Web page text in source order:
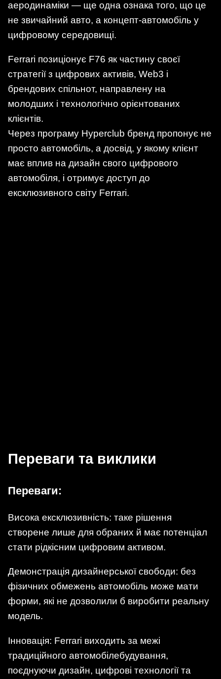
аеродинаміки — ще одна ознака того, що це
не звичайний авто, а концепт-автомобіль у
цифровому середовищі.
Ferrari позиціонує F76 як частину своєї
стратегії з цифрових активів, Web3 і
брендових спільнот, направлену на
молодших і технологічно орієнтованих
клієнтів.
Через програму Hyperclub бренд пропонує не
просто автомобіль, а досвід, у якому клієнт
має вплив на дизайн свого цифрового
автомобіля, і отримує доступ до
ексклюзивного світу Ferrari.
Переваги та виклики
Переваги:
Висока ексклюзивність: таке рішення
створене лише для обраних й має потенціал
стати рідкісним цифровим активом.
Демонстрація дизайнерської свободи: без
фізичних обмежень автомобіль може мати
форми, які не дозволили б виробити реальну
модель.
Інновація: Ferrari виходить за межі
традиційного автомобілебудування,
поєднуючи дизайн, цифрові технології та